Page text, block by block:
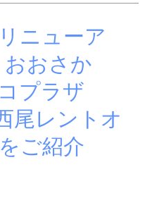
ニューア
おさか
プラザ
尾レントオ
ご紹介